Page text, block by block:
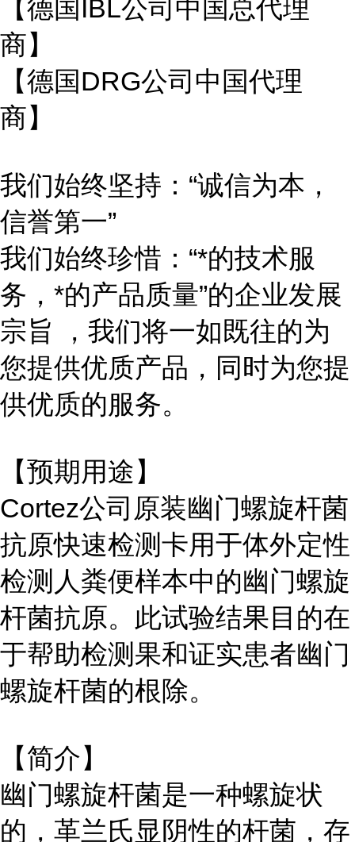
【德国IBL公司中国总代理
商】
【德国DRG公司中国代理
商】
我们始终坚持：“诚信为本，
信誉第一”
我们始终珍惜：“*的技术服
务，*的产品质量”的企业发展
宗旨 ，我们将一如既往的为
您提供优质产品，同时为您提
供优质的服务。
【预期用途】
Cortez公司原装幽门螺旋杆菌
抗原快速检测卡用于体外定性
检测人粪便样本中的幽门螺旋
杆菌抗原。此试验结果目的在
于帮助检测果和证实患者幽门
螺旋杆菌的根除。
【简介】
幽门螺旋杆菌是一种螺旋状
的，革兰氏显阴性的杆菌，存